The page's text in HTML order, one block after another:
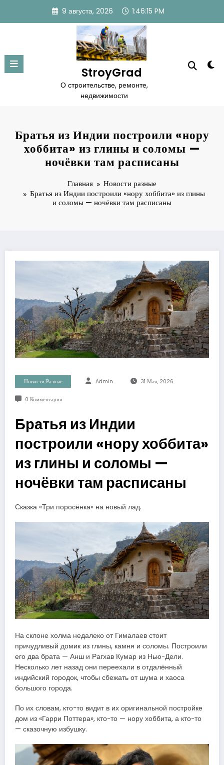
содержимому
9 августа, 2026 1:46:17 PM
StroyGrad
О строительстве, ремонте,
недвижимости
Братья из Индии построили «нору
хоббита» из глины и соломы —
ночёвки там расписаны
Главная
Новости разные
Братья из Индии построили «нору хоббита» из глины
и соломы — ночёвки там расписаны
Новости Разные Admin 31 Мая, 2026
0 Комментарии
Братья из Индии
построили «нору хоббита»
из глины и соломы —
ночёвки там расписаны
Сказка «Три поросёнка» на новый лад.
На склоне холма недалеко от Гималаев стоит
причудливый домик из глины, камня и соломы. Построили
его два брата — Анш и Рагхав Кумар из Нью-Дели.
Несколько лет назад они переехали в отдалённый
индийский городок, чтобы сбежать от шума и хаоса
большого города.
По их словам, кто-то видит в их оригинальной постройке
дом из «Гарри Поттера», кто-то — нору хоббита, а кто-то
— сказочную избушку.